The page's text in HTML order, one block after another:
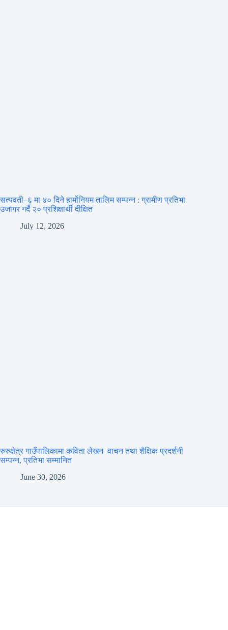
सत्यवती–६ मा ४० दिने हार्मोनियम तालिम सम्पन्न : ग्रामीण प्रतिभा
उजागर गर्दै २० प्रशिक्षार्थी दीक्षित
July 12, 2026
रुरुक्षेत्र गाउँपालिकामा कविता लेखन–वाचन तथा शैक्षिक प्रदर्शनी
सम्पन्न, प्रतिभा सम्मानित
June 30, 2026